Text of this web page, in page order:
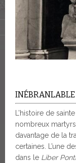
INÉBRANLABLE
L’histoire de
nombreux
davantage de la
certaines. L’une
dans le Liber